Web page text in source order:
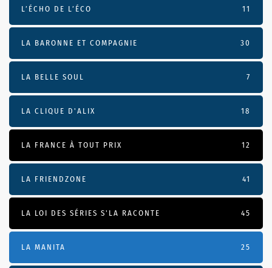
L’ÉCHO DE L’ÉCO 11
LA BARONNE ET COMPAGNIE 30
LA BELLE SOUL 7
LA CLIQUE D'ALIX 18
LA FRANCE À TOUT PRIX 12
LA FRIENDZONE 41
LA LOI DES SÉRIES S'LA RACONTE 45
LA MANITA 25